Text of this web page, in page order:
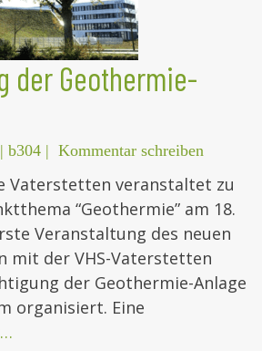
der Geothermie-
| b304 | Kommentar schreiben
Vaterstetten veranstaltet zu
“Geothermie” am 18.
Veranstaltung des neuen
mit der VHS-Vaterstetten
der Geothermie-Anlage
organisiert. Eine